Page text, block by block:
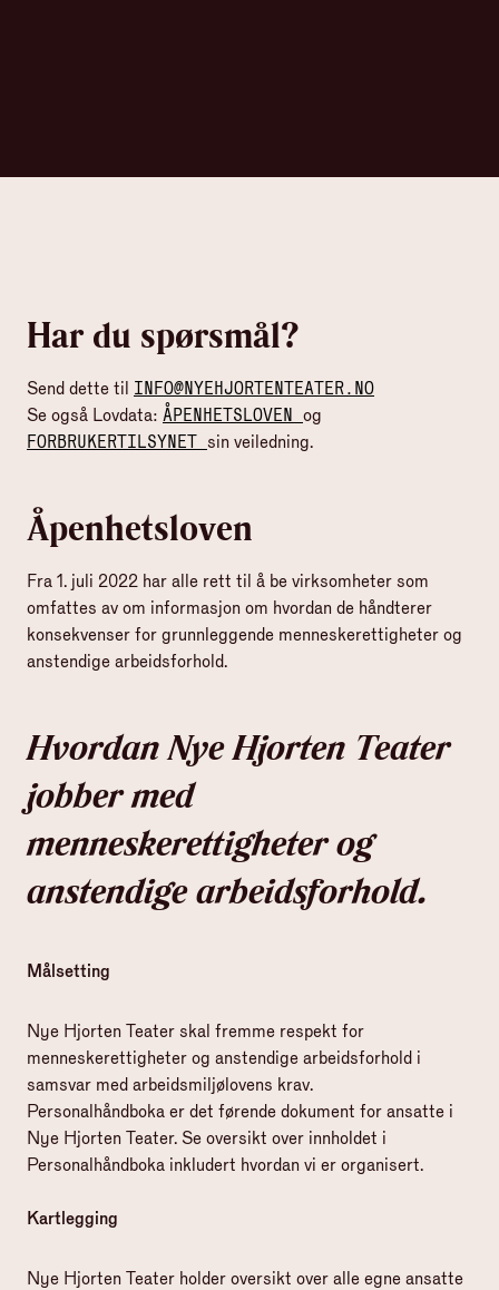
Har du spørsmål?
Send dette til INFO@NYEHJORTENTEATER.NO
Se også Lovdata: ÅPENHETSLOVEN og
FORBRUKERTILSYNET sin veiledning.
Åpenhetsloven
Fra 1. juli 2022 har alle rett til å be virksomheter som
omfattes av om informasjon om hvordan de håndterer
konsekvenser for grunnleggende menneskerettigheter og
anstendige arbeidsforhold.
Hvordan Nye Hjorten Teater
jobber med
menneskerettigheter og
anstendige arbeidsforhold.
Målsetting
Nye Hjorten Teater skal fremme respekt for
menneskerettigheter og anstendige arbeidsforhold i
samsvar med arbeidsmiljølovens krav.
Personalhåndboka er det førende dokument for ansatte i
Nye Hjorten Teater. Se oversikt over innholdet i
Personalhåndboka inkludert hvordan vi er organisert.
Kartlegging
Nye Hjorten Teater holder oversikt over alle egne ansatte